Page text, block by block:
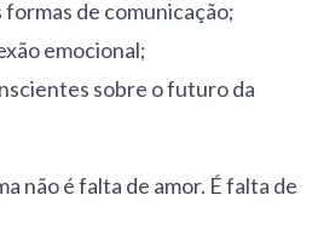
de comunicação;
emocional;
sobre o futuro da
não é falta de amor. É falta de